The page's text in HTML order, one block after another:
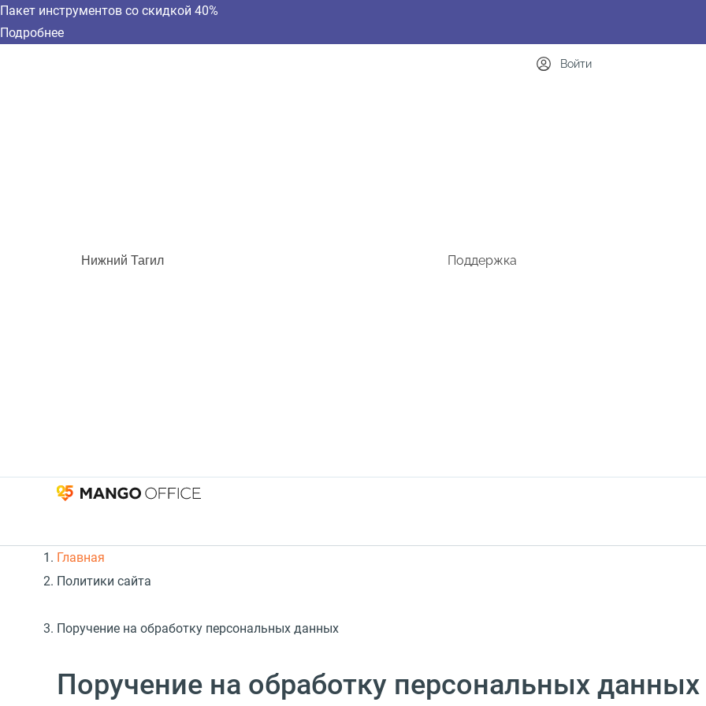
Пакет инструментов со скидкой 40%
Подробнее
Нижний Тагил Поддержка
Войти
Главная
Политики сайта
Поручение на обработку персональных данных
Поручение на обработку персональных данных